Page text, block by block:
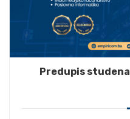
Predupis